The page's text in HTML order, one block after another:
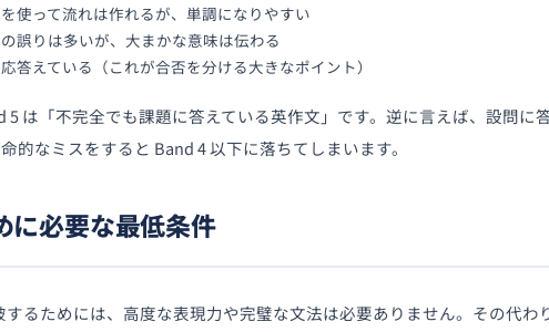
使って流れは作れるが、単調になりやすい
誤りは多いが、大まかな意味は伝わる
答えている（これが合否を分ける大きなポイント）
5 は「不完全でも課題に答えている英作文」です。逆に言えば、設問に
的なミスをすると Band 4 以下に落ちてしまいます。
に必要な最低条件
するためには、高度な表現力や完璧な文法は必要ありません。その代